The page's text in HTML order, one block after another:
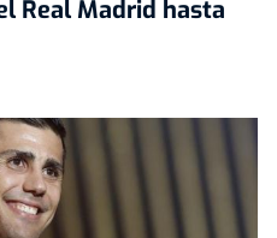
Real Madrid hasta